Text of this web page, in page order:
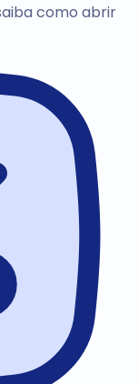
como abrir